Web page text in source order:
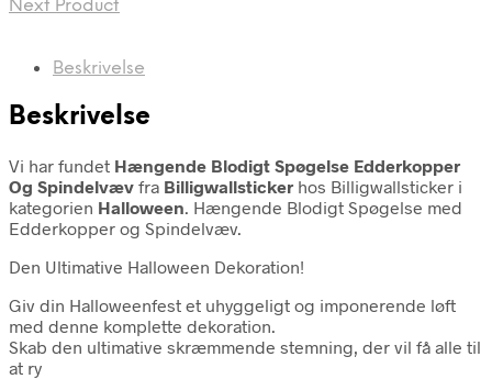
Next Product
Beskrivelse
Beskrivelse
Vi har fundet Hængende Blodigt Spøgelse Edderkopper
Og Spindelvæv fra Billigwallsticker hos Billigwallsticker i
kategorien Halloween. Hængende Blodigt Spøgelse med
Edderkopper og Spindelvæv.
Den Ultimative Halloween Dekoration!
Giv din Halloweenfest et uhyggeligt og imponerende løft
med denne komplette dekoration.
Skab den ultimative skræmmende stemning, der vil få alle til
at ry